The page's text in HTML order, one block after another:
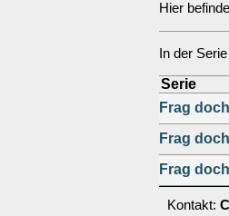
Hier
In der
Serie
Frag
Frag
Frag
Kontakt: